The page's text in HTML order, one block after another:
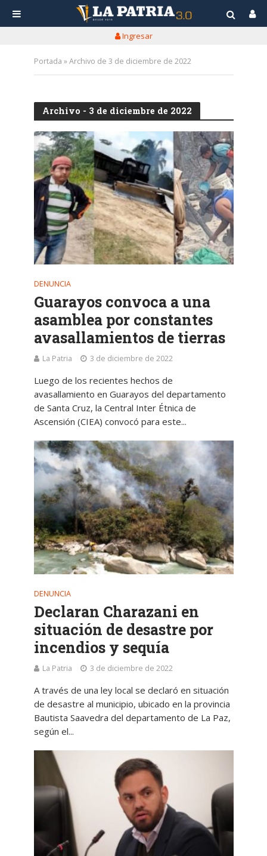
Ingresar
Portada »Archivo de 3 de diciembre de 2022
Archivo - 3 de diciembre de 2022
DENUNCIA
Guarayos convoca a una
asamblea por constantes
avasallamientos de tierras
La Patria 3 de diciembre de 2022
Luego de los recientes hechos de
avasallamiento en Guarayos del departamento
de Santa Cruz, la Central Inter Étnica de
Ascensión (CIEA) convocó para este...
DENUNCIA
Declaran Charazani en
situación de desastre por
incendios y sequía
La Patria 3 de diciembre de 2022
A través de una ley local se declaró en situación
de desastre al municipio, ubicado en la provincia
Bautista Saavedra del departamento de La Paz,
según el...